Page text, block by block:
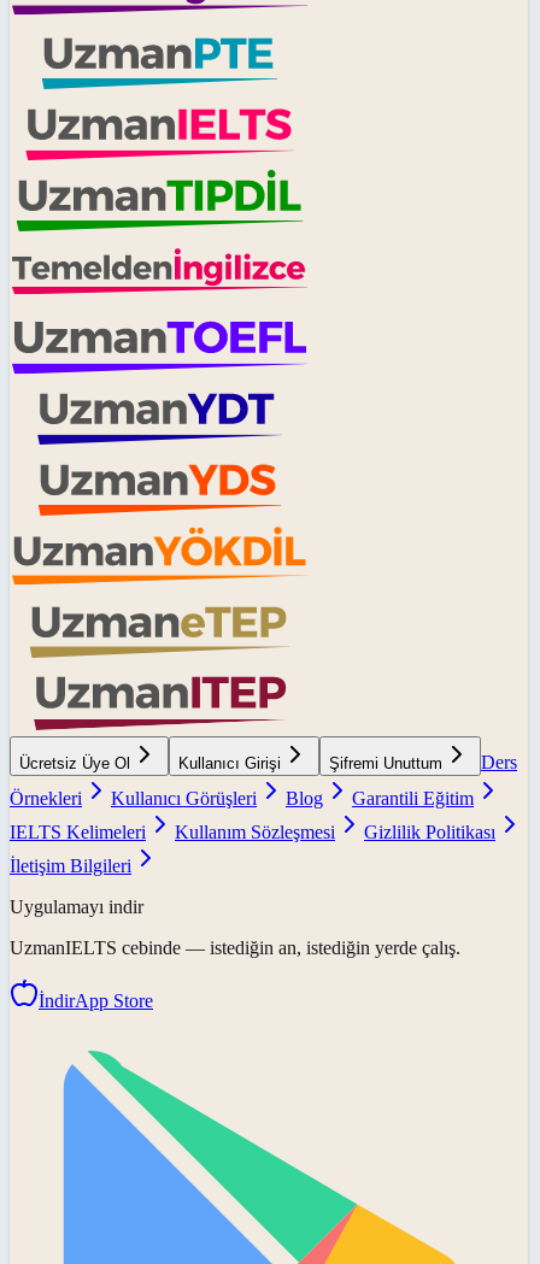
Ücretsiz Üye Ol Kullanıcı Girişi Şifremi Unuttum
Ders
Örnekleri
Kullanıcı Görüşleri Blog
Garantili Eğitim
IELTS Kelimeleri
Kullanım Sözleşmesi
Gizlilik Politikası
İletişim Bilgileri
Uygulamayı indir
UzmanIELTS cebinde — istediğin an, istediğin yerde çalış.
İndirApp Store